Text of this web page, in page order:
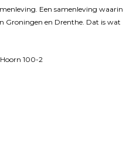
Een samenleving waarin
Groningen en Drenthe. Dat is wat
100-2